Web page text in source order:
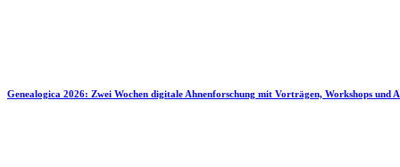
Genealogica 2026: Zwei Wochen digitale Ahnenforschung mit Vorträgen, Workshops und